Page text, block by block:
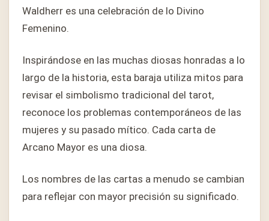
Waldherr es una celebración de lo Divino
Femenino.
Inspirándose en las muchas diosas honradas a lo
largo de la historia, esta baraja utiliza mitos para
revisar el simbolismo tradicional del tarot,
reconoce los problemas contemporáneos de las
mujeres y su pasado mítico. Cada carta de
Arcano Mayor es una diosa.
Los nombres de las cartas a menudo se cambian
para reflejar con mayor precisión su significado.